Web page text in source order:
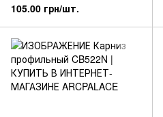
105.00 грн/шт.